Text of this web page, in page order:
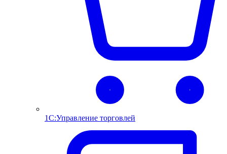
1С:Управление торговлей